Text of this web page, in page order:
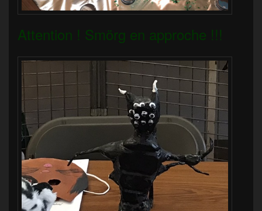
Attention ! Smörg en approche !!!